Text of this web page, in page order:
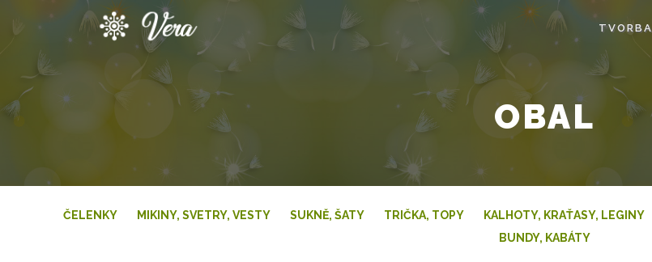
Přeskočit
na
obsah
TVORBA
OBAL
ČELENKY MIKINY, SVETRY, VESTY SUKNĚ, ŠATY TRIČKA, TOPY KALHOTY, KRAŤASY, LEGINY
BUNDY, KABÁTY